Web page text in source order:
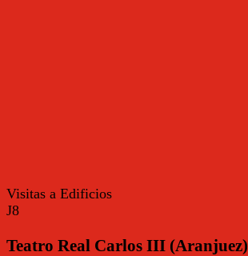
Visitas a Edificios
J8
Teatro Real Carlos III (Aranjuez)